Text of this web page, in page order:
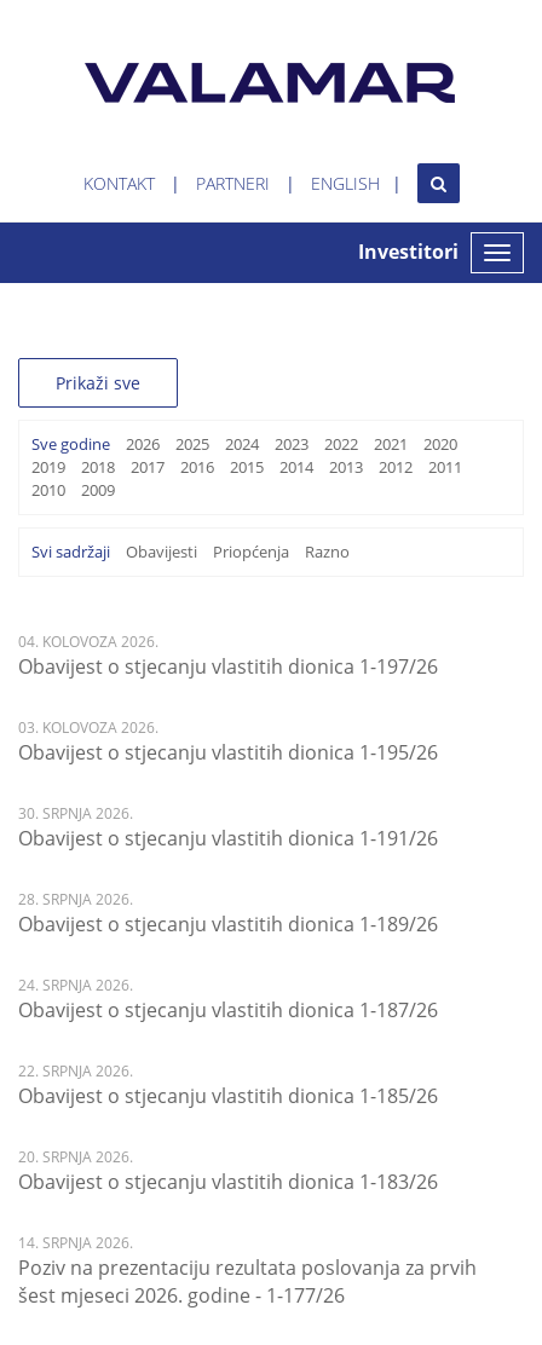
KONTAKT PARTNERI ENGLISH
Toggle
Investitori
Prikaži sve
Sve godine 2026 2025 2024 2023 2022 2021
2020
2019
2018 2017 2016 2015 2014 2013 2012
2011
2010
2009
Svi sadržaji Obavijesti Priopćenja Razno
04. KOLOVOZA 2026.
Obavijest o stjecanju vlastitih dionica 1-197/26
03. KOLOVOZA 2026.
Obavijest o stjecanju vlastitih dionica 1-195/26
30. SRPNJA 2026.
Obavijest o stjecanju vlastitih dionica 1-191/26
28. SRPNJA 2026.
Obavijest o stjecanju vlastitih dionica 1-189/26
24. SRPNJA 2026.
Obavijest o stjecanju vlastitih dionica 1-187/26
22. SRPNJA 2026.
Obavijest o stjecanju vlastitih dionica 1-185/26
20. SRPNJA 2026.
Obavijest o stjecanju vlastitih dionica 1-183/26
14. SRPNJA 2026.
Poziv na prezentaciju rezultata poslovanja za prvih
šest mjeseci 2026. godine - 1-177/26